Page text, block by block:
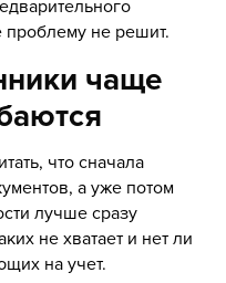
проблему не решит.
чаще
что сначала
а уже потом
лучше сразу
не хватает и нет ли
на учет.